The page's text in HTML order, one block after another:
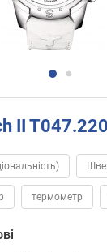
II
термометр